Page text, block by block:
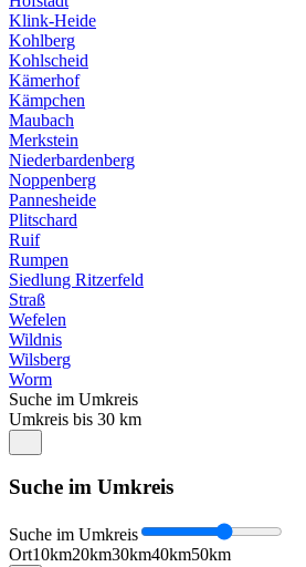
Klink-Heide
Kohlberg
Kohlscheid
Kämerhof
Kämpchen
Maubach
Merkstein
Niederbardenberg
Noppenberg
Pannesheide
Plitschard
Ruif
Rumpen
Siedlung Ritzerfeld
Straß
Wefelen
Wildnis
Wilsberg
Worm
Suche im Umkreis
Umkreis bis 30 km
Suche im Umkreis
Suche im Umkreis
Ort10km20km30km40km50km